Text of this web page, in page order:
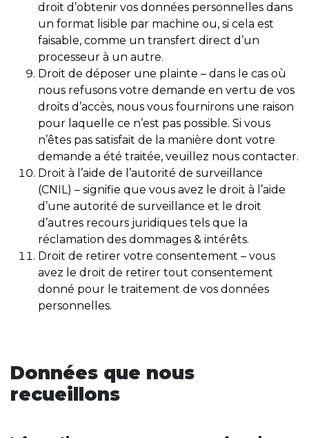
droit d’obtenir vos données personnelles dans
un format lisible par machine ou, si cela est
faisable, comme un transfert direct d’un
processeur à un autre.
Droit de déposer une plainte – dans le cas où
nous refusons votre demande en vertu de vos
droits d’accès, nous vous fournirons une raison
pour laquelle ce n’est pas possible. Si vous
n’êtes pas satisfait de la manière dont votre
demande a été traitée, veuillez nous contacter.
Droit à l’aide de l’autorité de surveillance
(CNIL) – signifie que vous avez le droit à l’aide
d’une autorité de surveillance et le droit
d’autres recours juridiques tels que la
réclamation des dommages & intérêts.
Droit de retirer votre consentement – vous
avez le droit de retirer tout consentement
donné pour le traitement de vos données
personnelles.
Données que nous
recueillons